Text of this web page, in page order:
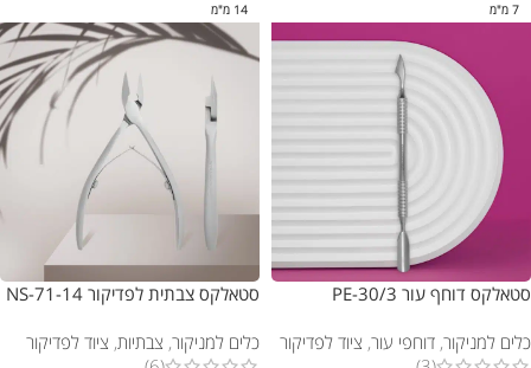
7 מ"מ
סטאלקס דוחף עור PE-30/3
כלים למניקור, דוחפי עור, ציוד לפדיקור
14 מ"מ
סטאלקס צבתית לפדיקור NS-71-14
כלים למניקור, צבתיות, ציוד לפדיקור